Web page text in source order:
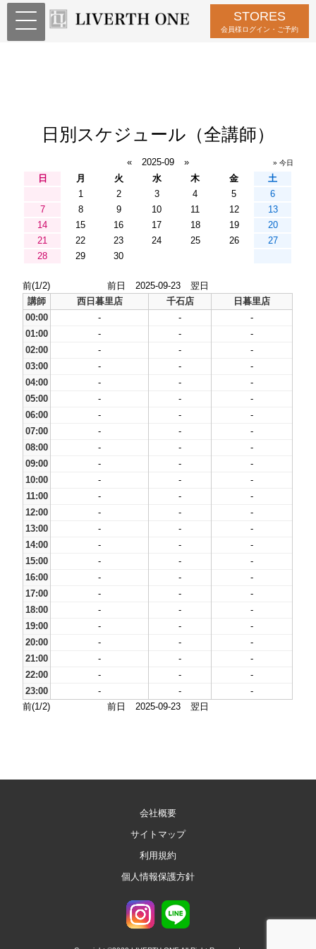
STORES
会員様ログイン・ご予約
日別スケジュール（全講師）
« 2025-09 » » 今日
日 月 火 水 木 金
土
1
2 3 4 5
6
7
8 9 10 11 12
13
14
15 16 17 18 19
20
21
22 23 24 25 26
27
28
29 30
前(1/2) 前日 2025-09-23
翌日
講師
西日暮里店 千石店
日暮里店
00:00
- -
-
01:00
- -
-
02:00
- -
-
03:00
- -
-
04:00
- -
-
05:00
- -
-
06:00
- -
-
07:00
- -
-
08:00
- -
-
09:00
- -
-
10:00
- -
-
11:00
- -
-
12:00
- -
-
13:00
- -
-
14:00
- -
-
15:00
- -
-
16:00
- -
-
17:00
- -
-
18:00
- -
-
19:00
- -
-
20:00
- -
-
21:00
- -
-
22:00
- -
-
23:00
- -
-
前(1/2)
前日 2025-09-23 翌日
会社概要
サイトマップ
利用規約
個人情報保護方針